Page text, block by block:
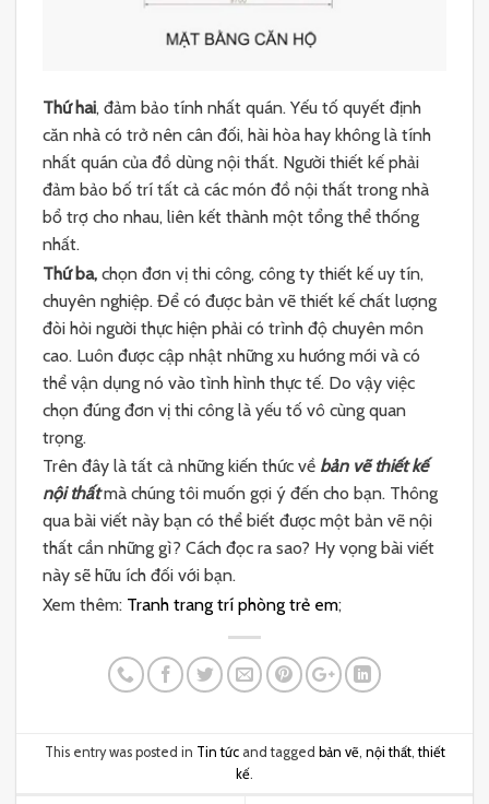
Thứ hai, đảm bảo tính nhất quán. Yếu tố quyết định
căn nhà có trở nên cân đối, hài hòa hay không là tính
nhất quán của đồ dùng nội thất. Người thiết kế phải
đảm bảo bố trí tất cả các món đồ nội thất trong nhà
bổ trợ cho nhau, liên kết thành một tổng thể thống
nhất.
Thứ ba, chọn đơn vị thi công, công ty thiết kế uy tín,
chuyên nghiệp. Để có được bản vẽ thiết kế chất lượng
đòi hỏi người thực hiện phải có trình độ chuyên môn
cao. Luôn được cập nhật những xu hướng mới và có
thể vận dụng nó vào tình hình thực tế. Do vậy việc
chọn đúng đơn vị thi công là yếu tố vô cùng quan
trọng.
Trên đây là tất cả những kiến thức về bản vẽ thiết kế
nội thấtmà chúng tôi muốn gợi ý đến cho bạn. Thông
qua bài viết này bạn có thể biết được một bản vẽ nội
thất cần những gì? Cách đọc ra sao? Hy vọng bài viết
này sẽ hữu ích đối với bạn.
Xem thêm: Tranh trang trí phòng trẻ em;
This entry was posted in Tin tứcand tagged bản vẽ, nội thất,thiết
kế.